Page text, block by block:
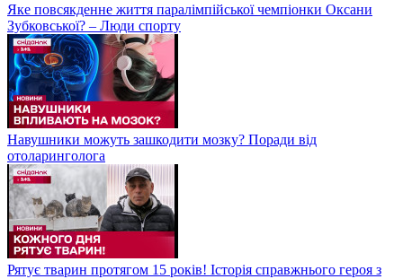
Яке повсякденне життя паралімпійської чемпіонки Оксани
Зубковської? – Люди спорту
Навушники можуть зашкодити мозку? Поради від
отоларинголога
Рятує тварин протягом 15 років! Історія справжнього героя з